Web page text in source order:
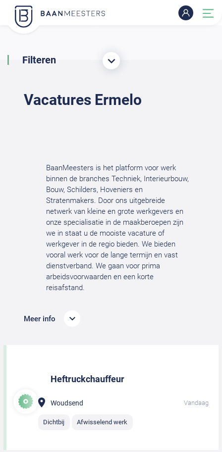
Filteren
Vacatures Ermelo
BaanMeesters is het platform voor werk
binnen de branches Techniek, Interieurbouw,
Bouw, Schilders, Hoveniers en
Stratenmakers. Door ons uitgebreide
netwerk van kleine en grote werkgevers en
onze specialisatie in de maakberoepen zijn
we in staat u de mooiste vacature of
werkgever in de regio bieden. We bieden
vooral werk voor de lange termijn en vast
dienstverband. We gaan voor prima
arbeidsvoorwaarden en een korte
reisafstand.
Meer info
Heftruckchauffeur
Woudsend Vandaag
Dichtbij Afwisselend werk